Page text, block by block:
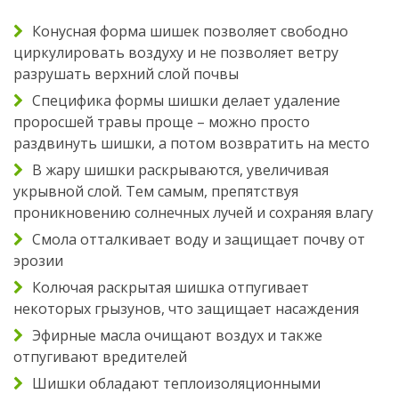
Конусная форма шишек позволяет свободно
циркулировать воздуху и не позволяет ветру
разрушать верхний слой почвы
Специфика формы шишки делает удаление
проросшей травы проще – можно просто
раздвинуть шишки, а потом возвратить на место
В жару шишки раскрываются, увеличивая
укрывной слой. Тем самым, препятствуя
проникновению солнечных лучей и сохраняя влагу
Смола отталкивает воду и защищает почву от
эрозии
Колючая раскрытая шишка отпугивает
некоторых грызунов, что защищает насаждения
Эфирные масла очищают воздух и также
отпугивают вредителей
Шишки обладают теплоизоляционными